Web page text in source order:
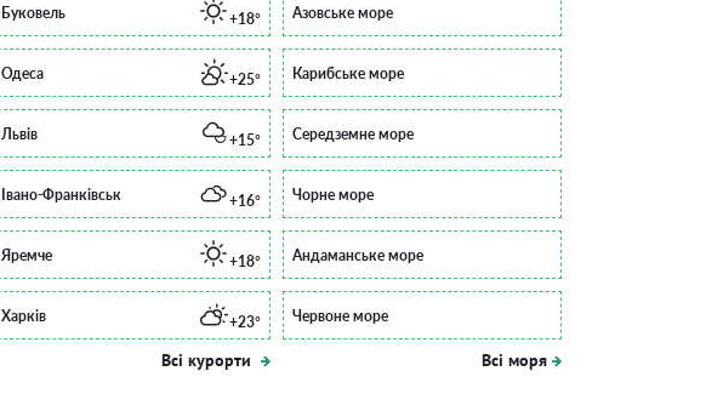
Буковель +18°
Одеса +25°
Львів +15°
Івано-Франківськ +16°
Яремче +18°
Харків +23°
Всі курорти
Азовське море
Карибське море
Середземне море
Чорне море
Андаманське море
Червоне море
Всі моря